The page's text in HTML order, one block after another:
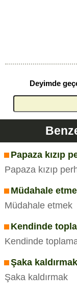
Deyimde
Papaza kızıp
Papaza kızıp
Müdahale
Müdahale etmek
Kendinde
Kendinde
Şaka
Şaka kaldırmak